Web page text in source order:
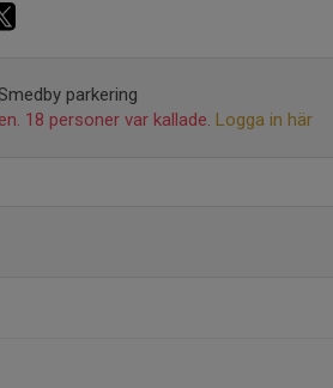
parkering
18 personer var kallade. Logga in här